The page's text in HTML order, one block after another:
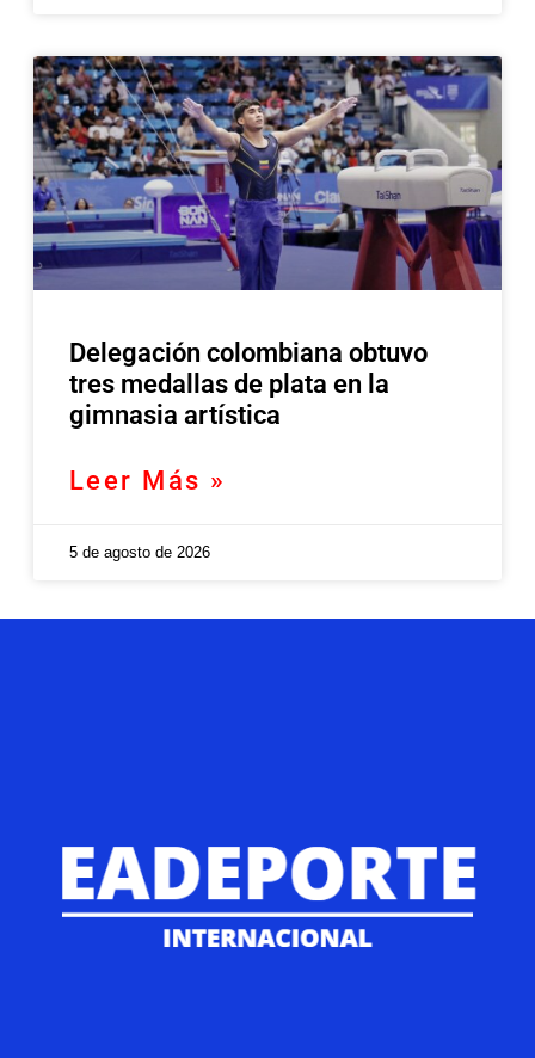
Delegación colombiana obtuvo
tres medallas de plata en la
gimnasia artística
Leer Más »
5 de agosto de 2026